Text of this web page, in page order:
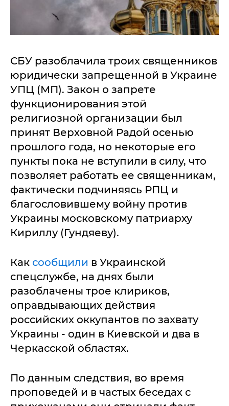
СБУ разоблачила троих священников
юридически запрещенной в Украине
УПЦ (МП). Закон о запрете
функционирования этой
религиозной организации был
принят Верховной Радой осенью
прошлого года, но некоторые его
пункты пока не вступили в силу, что
позволяет работать ее священникам,
фактически подчиняясь РПЦ и
благословившему войну против
Украины московскому патриарху
Кириллу (Гундяеву).
Как сообщили в Украинской
спецслужбе, на днях были
разоблачены трое клириков,
оправдывающих действия
российских оккупантов по захвату
Украины - один в Киевской и два в
Черкасской областях.
По данным следствия, во время
проповедей и в частых беседах с